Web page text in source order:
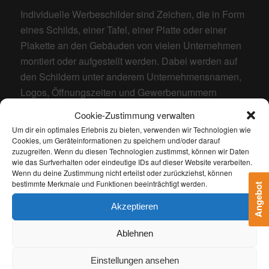
Cookie-Zustimmung verwalten
Um dir ein optimales Erlebnis zu bieten, verwenden wir Technologien wie
Cookies, um Geräteinformationen zu speichern und/oder darauf
zuzugreifen. Wenn du diesen Technologien zustimmst, können wir Daten
wie das Surfverhalten oder eindeutige IDs auf dieser Website verarbeiten.
Wenn du deine Zustimmung nicht erteilst oder zurückziehst, können
bestimmte Merkmale und Funktionen beeinträchtigt werden.
Akzeptieren
Ablehnen
Einstellungen ansehen
Individuelle Werbeschilder sind Zeichen, die in Form
eines Schilds, einer Tafel, einer Platte oder einer
Plakette an den Gebäuden von vielen Unternehmen
montiert oder aufgestellt werden. Dabei werden auf
den Schildern unter anderem Unternehmensnamen,
Logos, Öffnungszeiten und Gewerbenummern
Arbeitsplätze durch Schilder gekennzeichnet.
Allgemeine (Firmen-)Schilder
Praxis- und Firmenschild sowie Orientierungstafel
und Leitsystem. In überzeugender Auswahl,
sämtlichen Materialien und individuell nach Ihren
Wegweiser und Kennzeichnungen
Programme für Verbots-, Warn-, Fluchtweg-
Angebot